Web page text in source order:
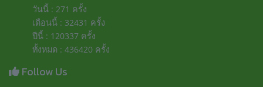
วันนี้ : 271 ครั้ง
เดือนนี้ : 32431 ครั้ง
ปีนี้ : 120337 ครั้ง
ทั้งหมด : 436420 ครั้ง
Follow Us